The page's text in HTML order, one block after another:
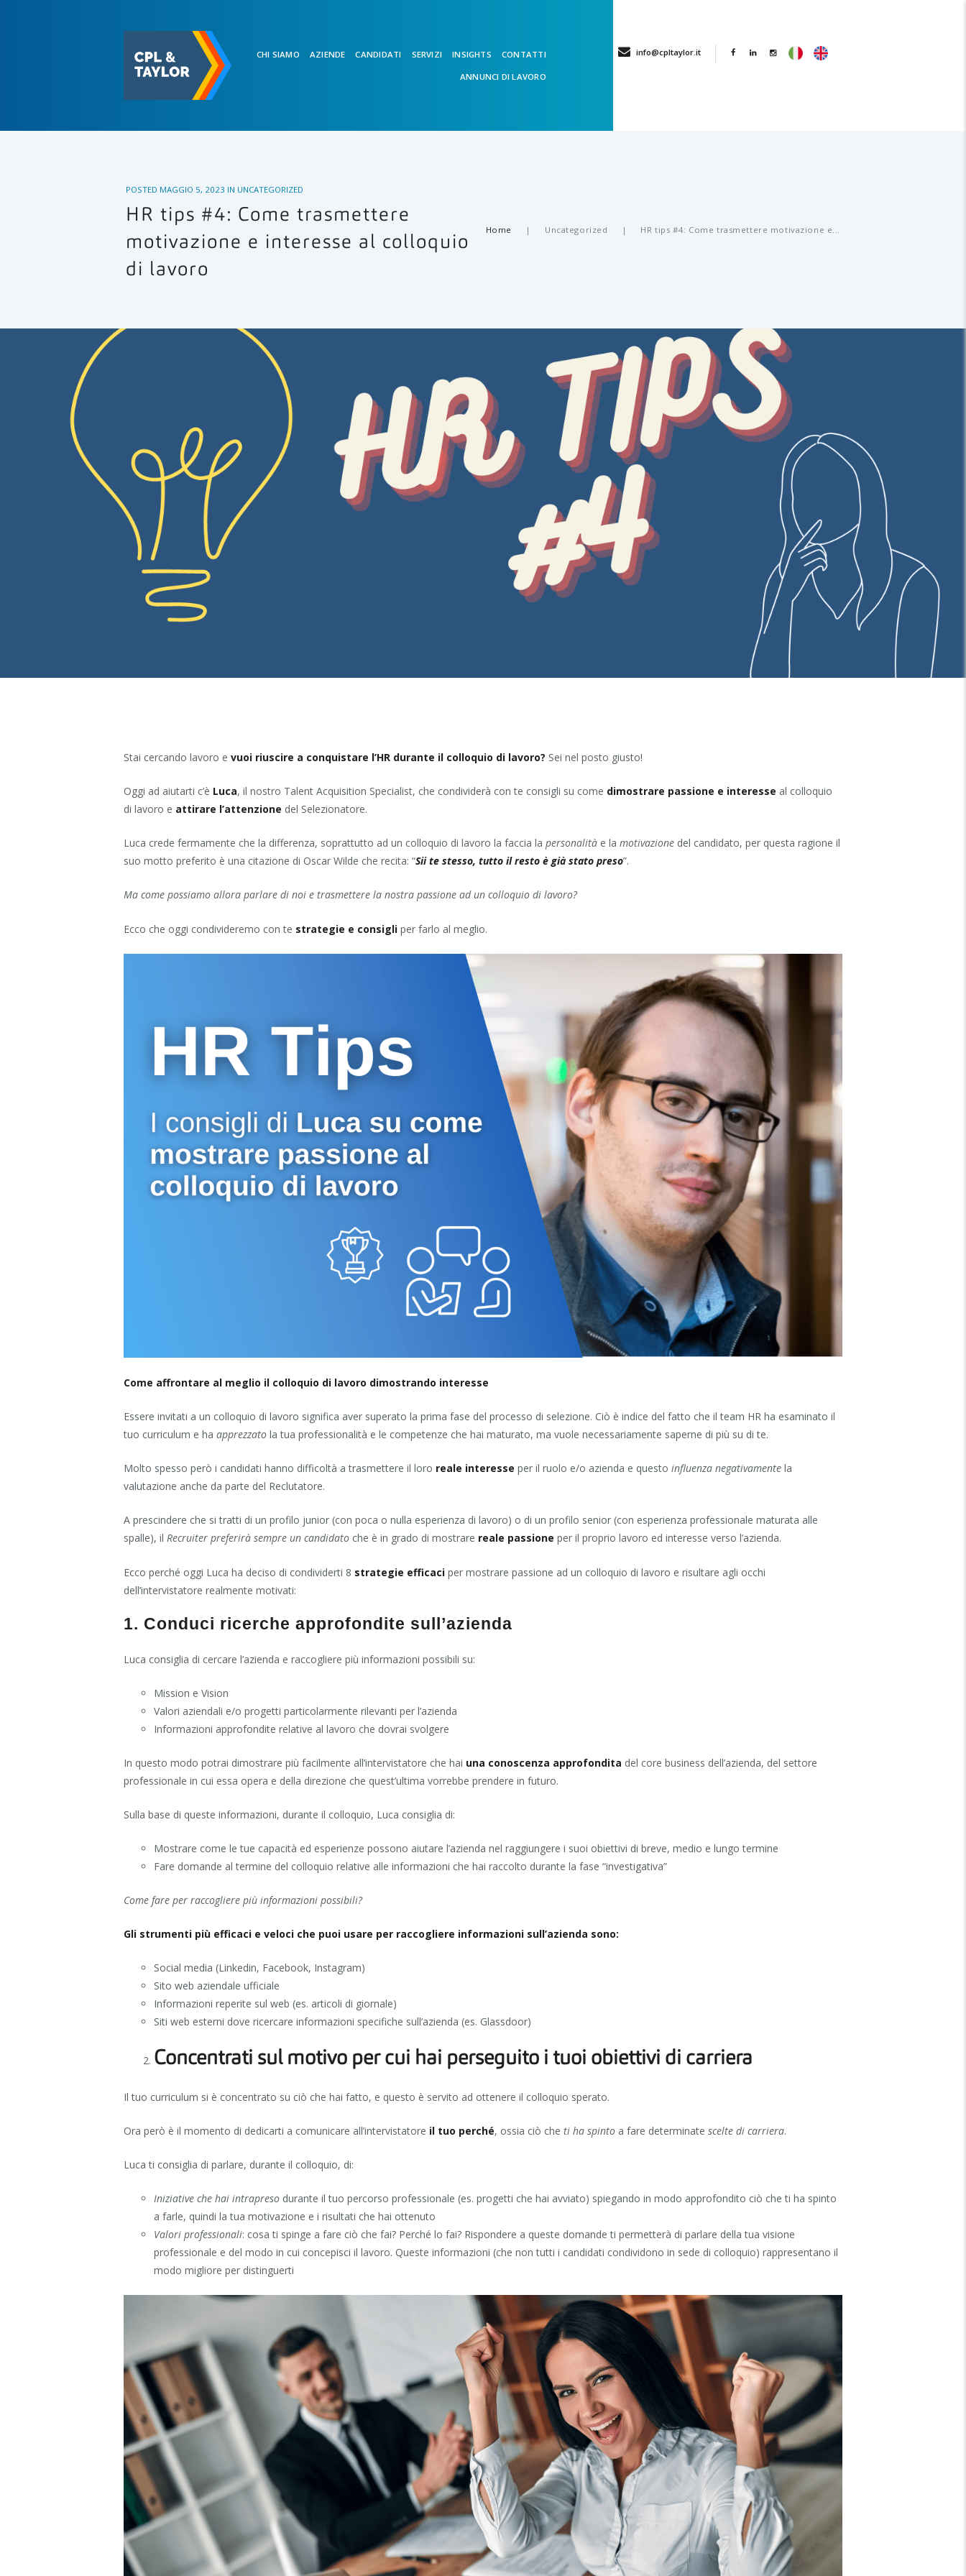
info@cpltaylor.it
CHI SIAMO AZIENDE CANDIDATI SERVIZI INSIGHTS CONTATTI
ANNUNCI DI LAVORO
POSTED MAGGIO 5, 2023 IN UNCATEGORIZED
HR tips #4: Come trasmettere
motivazione e interesse al colloquio
di lavoro
Home Uncategorized HR tips #4: Come trasmettere motivazione e...
Stai cercando lavoro e vuoi riuscire a conquistare l’HR durante il colloquio di lavoro? Sei nel posto giusto!
Oggi ad aiutarti c’è Luca, il nostro Talent Acquisition Specialist, che condividerà con te consigli su come dimostrare passione e interesse al colloquio
di lavoro e attirare l’attenzione del Selezionatore.
Luca crede fermamente che la differenza, soprattutto ad un colloquio di lavoro la faccia la personalità e la motivazione del candidato, per questa ragione il
suo motto preferito è una citazione di Oscar Wilde che recita: “Sii te stesso, tutto il resto è già stato preso”.
Ma come possiamo allora parlare di noi e trasmettere la nostra passione ad un colloquio di lavoro?
Ecco che oggi condivideremo con te strategie e consigli per farlo al meglio.
Come affrontare al meglio il colloquio di lavoro dimostrando interesse
Essere invitati a un colloquio di lavoro significa aver superato la prima fase del processo di selezione. Ciò è indice del fatto che il team HR ha esaminato il
tuo curriculum e ha apprezzato la tua professionalità e le competenze che hai maturato, ma vuole necessariamente saperne di più su di te.
Molto spesso però i candidati hanno difficoltà a trasmettere il loro reale interesse per il ruolo e/o azienda e questo influenza negativamente la
valutazione anche da parte del Reclutatore.
A prescindere che si tratti di un profilo junior (con poca o nulla esperienza di lavoro) o di un profilo senior (con esperienza professionale maturata alle
spalle), il Recruiter preferirà sempre un candidato che è in grado di mostrare reale passione per il proprio lavoro ed interesse verso l’azienda.
Ecco perché oggi Luca ha deciso di condividerti 8 strategie efficaci per mostrare passione ad un colloquio di lavoro e risultare agli occhi
dell’intervistatore realmente motivati:
1. Conduci ricerche approfondite sull’azienda
Luca consiglia di cercare l’azienda e raccogliere più informazioni possibili su:
Mission e Vision
Valori aziendali e/o progetti particolarmente rilevanti per l’azienda
Informazioni approfondite relative al lavoro che dovrai svolgere
In questo modo potrai dimostrare più facilmente all’intervistatore che hai una conoscenza approfondita del core business dell’azienda, del settore
professionale in cui essa opera e della direzione che quest’ultima vorrebbe prendere in futuro.
Sulla base di queste informazioni, durante il colloquio, Luca consiglia di:
Mostrare come le tue capacità ed esperienze possono aiutare l’azienda nel raggiungere i suoi obiettivi di breve, medio e lungo termine
Fare domande al termine del colloquio relative alle informazioni che hai raccolto durante la fase “investigativa”
Come fare per raccogliere più informazioni possibili?
Gli strumenti più efficaci e veloci che puoi usare per raccogliere informazioni sull’azienda sono:
Social media (Linkedin, Facebook, Instagram)
Sito web aziendale ufficiale
Informazioni reperite sul web (es. articoli di giornale)
Siti web esterni dove ricercare informazioni specifiche sull’azienda (es. Glassdoor)
Concentrati sul motivo per cui hai perseguito i tuoi obiettivi di carriera
Il tuo curriculum si è concentrato su ciò che hai fatto, e questo è servito ad ottenere il colloquio sperato.
Ora però è il momento di dedicarti a comunicare all’intervistatore il tuo perché, ossia ciò che ti ha spinto a fare determinate scelte di carriera.
Luca ti consiglia di parlare, durante il colloquio, di:
Iniziative che hai intrapreso durante il tuo percorso professionale (es. progetti che hai avviato) spiegando in modo approfondito ciò che ti ha spinto
a farle, quindi la tua motivazione e i risultati che hai ottenuto
Valori professionali: cosa ti spinge a fare ciò che fai? Perché lo fai? Rispondere a queste domande ti permetterà di parlare della tua visione
professionale e del modo in cui concepisci il lavoro. Queste informazioni (che non tutti i candidati condividono in sede di colloquio) rappresentano il
modo migliore per distinguerti